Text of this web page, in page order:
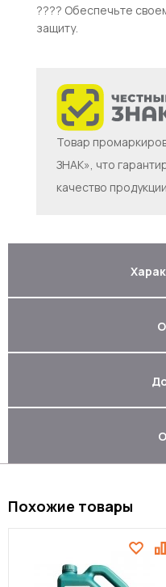
???? Обеспечьте
защиту.
Товар
ЗНАК», что
качество
Похожие товары